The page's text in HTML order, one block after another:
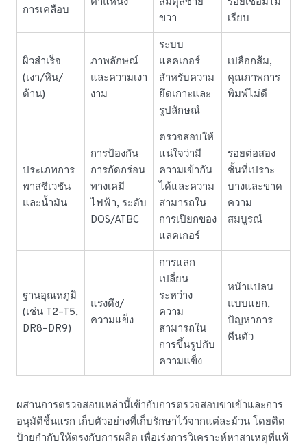
การเคลือบ
ขวา
เรียบ
ผิวสำเร็จ
(เงา/หิน/
ด้าน)
ภาพลักษณ์
และความเงา
งาม
ระบบ
แลคเกอร์
สำหรับความ
ยึดเกาะและ
รูปลักษณ์
เปลือกส้ม,
คุณภาพการ
พิมพ์ไม่ดี
ประเภทการ
พาสซีเวชัน
และน้ำมัน
การป้องกัน
การกัดกร่อน
ทางเคมี
ไฟฟ้า, ระดับ
DOS/ATBC
ตรวจสอบให้
แน่ใจว่ามี
ความเข้ากัน
ได้และความ
สามารถใน
การเปียกของ
แลคเกอร์
รอยต่อสอง
ชั้นที่เปราะ
บางและขาด
ความ
สมบูรณ์
ฐานอุณหภูมิ
(เช่น T2–T5,
DR8–DR9)
แรงดึง/
ความแข็ง
การแลก
เปลี่ยน
ระหว่าง
ความ
สามารถใน
การขึ้นรูปกับ
ความแข็ง
หน้าแปลน
แบบแยก,
ปัญหาการ
คืนตัว
ผสานการตรวจสอบเหล่านี้เข้ากับการตรวจสอบขาเข้าและการ
อนุมัติชิ้นแรก เก็บตัวอย่างที่เก็บรักษาไว้จากแต่ละม้วน โดยติด
ป้ายกำกับให้ตรงกับการผลิต เพื่อเร่งการวิเคราะห์หาสาเหตุที่แท้